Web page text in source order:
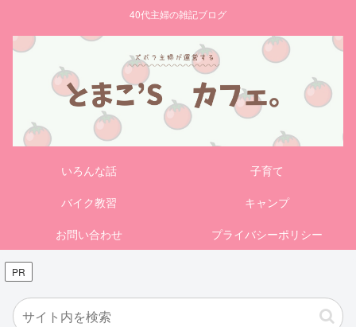
40代主婦の雑記ブログ
いろんな話
子育て
バイク教習
キャンプ
お問い合わせ
プライバシーポリシー
PR